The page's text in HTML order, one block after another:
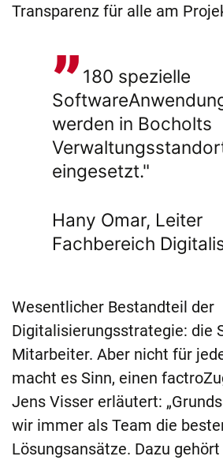
Transparenz für alle am
180 spezielle
werden in Bocholts
eingesetzt."
Hany Omar, Leiter
Fachbereich
Wesentlicher Bestandteil der
Digitalisierungsstrategie: die
Mitarbeiter. Aber nicht für
macht es Sinn, einen
Jens Visser erläutert:
wir immer als Team die
Lösungsansätze. Dazu